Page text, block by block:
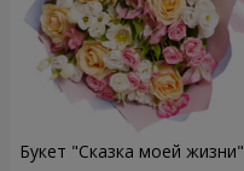
Букет "Сказка моей жизни"